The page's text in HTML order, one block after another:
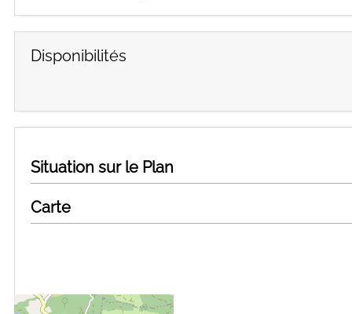
Disponibilités
Situation sur le Plan
Carte